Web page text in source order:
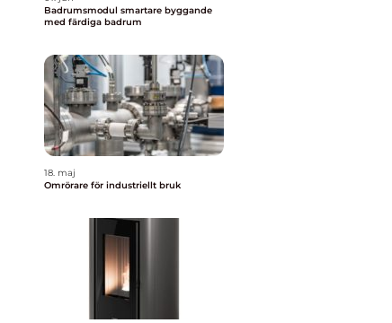
Badrumsmodul smartare byggande
med färdiga badrum
18. maj
Omrörare för industriellt bruk